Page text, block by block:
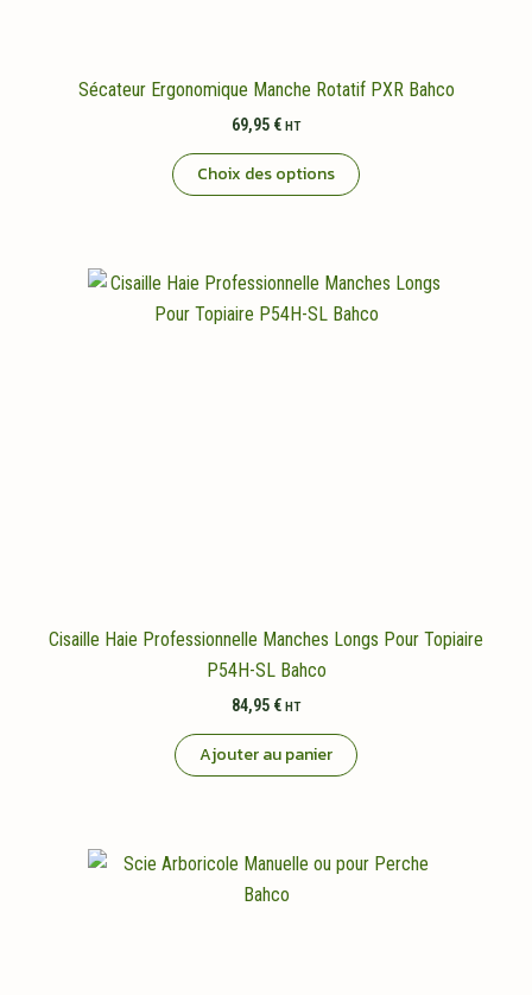
Sécateur Ergonomique Manche Rotatif PXR Bahco
69,95 € HT
Choix des options
variations.
Les
Cisaille Haie Professionnelle Manches Longs Pour Topiaire
P54H-SL Bahco
84,95 € HT
Ajouter au panier